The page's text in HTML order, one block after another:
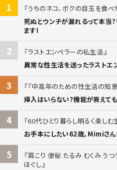
1
うちのネコ、ボクの目玉を食べ
死ぬとウンチが漏れるって本当
ます!
2
ラストエンペラーの私生活
異常な性生活を送ったラストエ
3
『中高年のための性生活の知恵
挿入はいらない?機能が衰えて
4
60代ひとり暮らし明るく楽しむ
お手本にしたい62歳。Mimiさ
5
肩こり 便秘 たるみ むくみ う
ほぐし